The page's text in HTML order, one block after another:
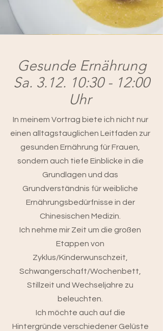
Gesunde Ernährung
Sa. 3.12. 10:30 - 12:00
Uhr
In meinem Vortrag biete ich nicht nur
einen alltagstauglichen Leitfaden zur
gesunden Ernährung für Frauen,
sondern auch tiefe Einblicke in die
Grundlagen und das
Grundverständnis für weibliche
Ernährungsbedürfnisse in der
Chinesischen Medizin.
Ich nehme mir Zeit um die großen
Etappen von
Zyklus/Kinderwunschzeit,
Schwangerschaft/Wochenbett,
Stillzeit und Wechseljahre zu
beleuchten.
Ich möchte auch auf die
Hintergründe verschiedener Gelüste